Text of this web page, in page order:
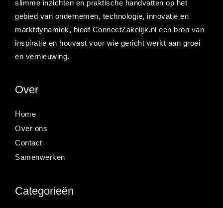
slimme inzichten en praktische handvatten op het
gebied van ondernemen, technologie, innovatie en
marktdynamiek, biedt ConnectZakelijk.nl een bron van
inspiratie en houvast voor wie gericht werkt aan groei
en vernieuwing.
Over
Home
Over ons
Contact
Samenwerken
Categorieën